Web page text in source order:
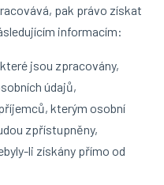
pak právo získat
informacím:
jsou zpracovány,
údajů,
kterým osobní
zpřístupněny,
li získány přímo od